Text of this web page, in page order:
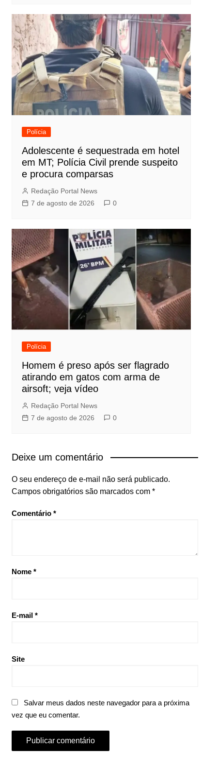
Polícia
Adolescente é sequestrada em hotel
em MT; Polícia Civil prende suspeito
e procura comparsas
Redação Portal News
7 de agosto de 2026
0
Polícia
Homem é preso após ser flagrado
atirando em gatos com arma de
airsoft; veja vídeo
Redação Portal News
7 de agosto de 2026
0
Deixe um comentário
O seu endereço de e-mail não será publicado.
Campos obrigatórios são marcados com *
Comentário *
Nome *
E-mail *
Site
Salvar meus dados neste navegador para a próxima
vez que eu comentar.